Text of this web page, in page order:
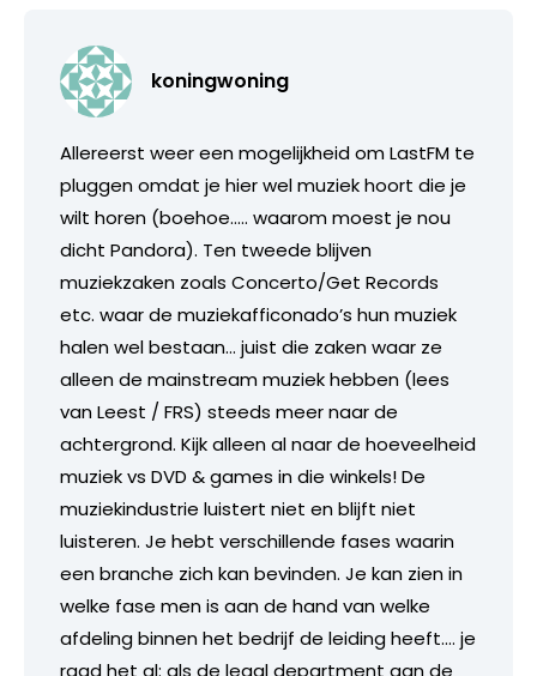
koningwoning
Allereerst weer een mogelijkheid om LastFM te
pluggen omdat je hier wel muziek hoort die je
wilt horen (boehoe….. waarom moest je nou
dicht Pandora). Ten tweede blijven
muziekzaken zoals Concerto/Get Records
etc. waar de muziekafficonado’s hun muziek
halen wel bestaan… juist die zaken waar ze
alleen de mainstream muziek hebben (lees
van Leest / FRS) steeds meer naar de
achtergrond. Kijk alleen al naar de hoeveelheid
muziek vs DVD & games in die winkels! De
muziekindustrie luistert niet en blijft niet
luisteren. Je hebt verschillende fases waarin
een branche zich kan bevinden. Je kan zien in
welke fase men is aan de hand van welke
afdeling binnen het bedrijf de leiding heeft…. je
raad het al: als de legal department aan de